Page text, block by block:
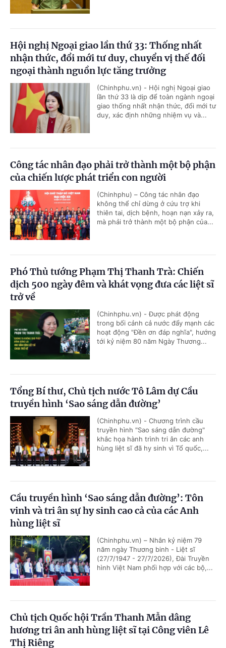
Hội nghị Ngoại giao lần thứ 33: Thống nhất
nhận thức, đổi mới tư duy, chuyển vị thế đối
ngoại thành nguồn lực tăng trưởng
(Chinhphu.vn) - Hội nghị Ngoại giao
lần thứ 33 là dịp để toàn ngành ngoại
giao thống nhất nhận thức, đổi mới tư
duy, xác định những nhiệm vụ và...
Công tác nhân đạo phải trở thành một bộ phận
của chiến lược phát triển con người
(Chinhphu) – Công tác nhân đạo
không thể chỉ dừng ở cứu trợ khi
thiên tai, dịch bệnh, hoạn nạn xảy ra,
mà phải trở thành một bộ phận của...
Phó Thủ tướng Phạm Thị Thanh Trà: Chiến
dịch 500 ngày đêm và khát vọng đưa các liệt sĩ
trở về
(Chinhphu.vn) - Được phát động
trong bối cảnh cả nước đẩy mạnh các
hoạt động "Đền ơn đáp nghĩa", hướng
tới kỷ niệm 80 năm Ngày Thương...
Tổng Bí thư, Chủ tịch nước Tô Lâm dự Cầu
truyền hình ‘Sao sáng dẫn đường’
(Chinhphu.vn) - Chương trình cầu
truyền hình "Sao sáng dẫn đường"
khắc họa hành trình tri ân các anh
hùng liệt sĩ đã hy sinh vì Tổ quốc,...
Cầu truyền hình ‘Sao sáng dẫn đường’: Tôn
vinh và tri ân sự hy sinh cao cả của các Anh
hùng liệt sĩ
(Chinhphu.vn) – Nhân kỷ niệm 79
năm ngày Thương binh - Liệt sĩ
(27/7/1947 - 27/7/2026), Đài Truyền
hình Việt Nam phối hợp với các bộ,...
Chủ tịch Quốc hội Trần Thanh Mẫn dâng
hương tri ân anh hùng liệt sĩ tại Công viên Lê
Thị Riêng